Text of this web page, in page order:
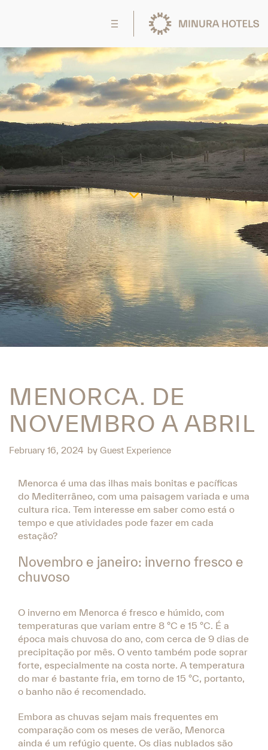
MENORCA. DE
NOVEMBRO A ABRIL
February 16, 2024 by Guest Experience
Menorca é uma das ilhas mais bonitas e pacíficas
do Mediterrâneo, com uma paisagem variada e uma
cultura rica. Tem interesse em saber como está o
tempo e que atividades pode fazer em cada
estação?
Novembro e janeiro: inverno fresco e
chuvoso
O inverno em Menorca é fresco e húmido, com
temperaturas que variam entre 8 °C e 15 °C. É a
época mais chuvosa do ano, com cerca de 9 dias de
precipitação por mês. O vento também pode soprar
forte, especialmente na costa norte. A temperatura
do mar é bastante fria, em torno de 15 °C, portanto,
o banho não é recomendado.
Embora as chuvas sejam mais frequentes em
comparação com os meses de verão, Menorca
ainda é um refúgio quente. Os dias nublados são